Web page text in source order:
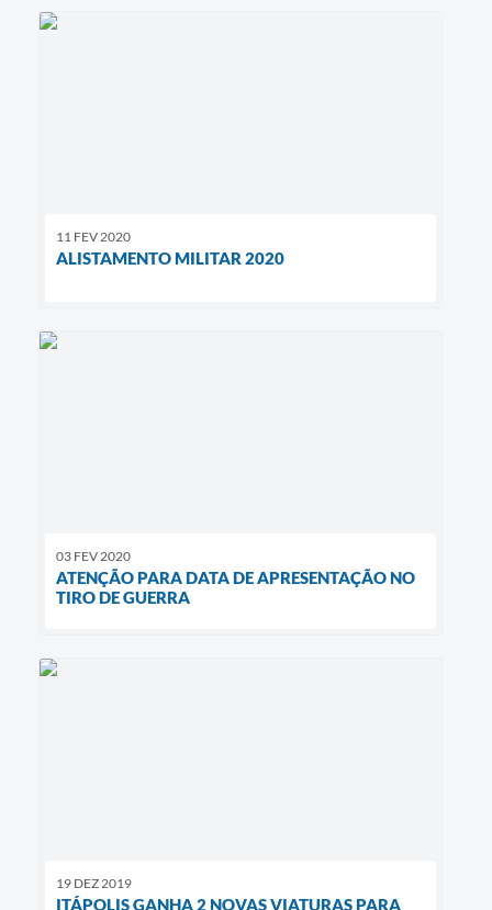
11 FEV 2020
ALISTAMENTO MILITAR 2020
03 FEV 2020
ATENÇÃO PARA DATA DE APRESENTAÇÃO NO
TIRO DE GUERRA
19 DEZ 2019
ITÁPOLIS GANHA 2 NOVAS VIATURAS PARA